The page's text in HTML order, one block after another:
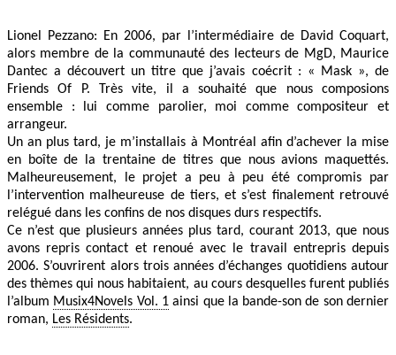
Lionel Pezzano: En 2006, par l’intermédiaire de David Coquart,
alors membre de la communauté des lecteurs de MgD, Maurice
Dantec a découvert un titre que j’avais coécrit : « Mask », de
Friends Of P. Très vite, il a souhaité que nous composions
ensemble : lui comme parolier, moi comme compositeur et
arrangeur.
Un an plus tard, je m’installais à Montréal afin d’achever la mise
en boîte de la trentaine de titres que nous avions maquettés.
Malheureusement, le projet a peu à peu été compromis par
l’intervention malheureuse de tiers, et s’est finalement retrouvé
relégué dans les confins de nos disques durs respectifs.
Ce n’est que plusieurs années plus tard, courant 2013, que nous
avons repris contact et renoué avec le travail entrepris depuis
2006. S’ouvrirent alors trois années d’échanges quotidiens autour
des thèmes qui nous habitaient, au cours desquelles furent publiés
l’album Musix4Novels Vol. 1ainsi que la bande-son de son dernier
roman, Les Résidents.